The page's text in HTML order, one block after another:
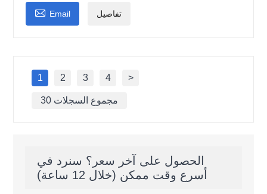
 Email تفاصيل
1 2 3 4 >
30 مجموع السجلات
الحصول على آخر سعر؟ سنرد في
أسرع وقت ممكن (خلال 12 ساعة)